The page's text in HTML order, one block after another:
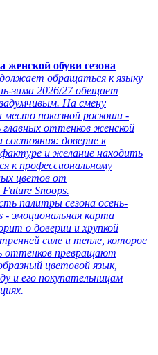
женской обуви сезона
обращаться к языку
зима 2026/27 обещает
На смену
место показной роскоши -
оттенков женской
доверие к
и желание находить
к профессиональному
цветов от
Snoops.
палитры сезона осень-
- эмоциональная карта
о доверии и хрупкой
силе и тепле, которое
оттенков превращают
цветовой язык,
и его покупательницам